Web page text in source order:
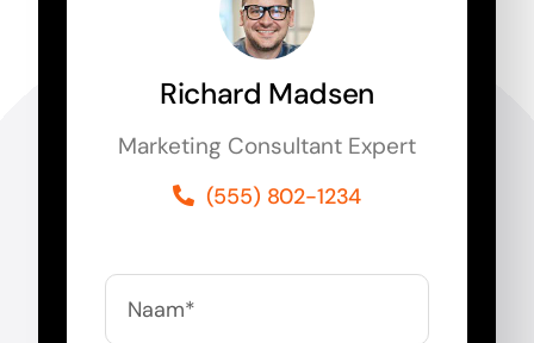
Richard Madsen
Marketing Consultant Expert
(555) 802-1234